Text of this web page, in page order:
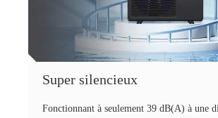
Super silencieux
Fonctionnant à seulement 39 dB(A) à une